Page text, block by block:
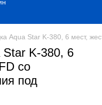
Aqua Star K-380, 6 мест,
Star K-380, 6
со
под